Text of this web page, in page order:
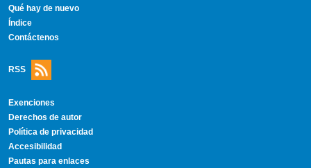
Qué hay de nuevo
Índice
Contáctenos
RSS
Exenciones
Derechos de autor
Política de privacidad
Accesibilidad
Pautas para enlaces